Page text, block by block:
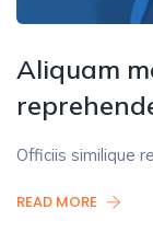
Aliquam
Officiis similique
READ MORE